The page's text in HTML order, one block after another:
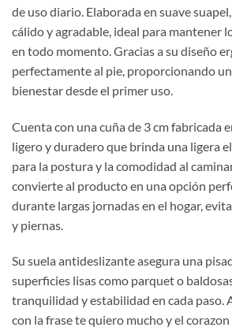
de uso diario. Elaborada en suave
cálido y agradable, ideal para mantener
en todo momento. Gracias a su diseño
perfectamente al pie, proporcionando
bienestar desde el primer uso.
Cuenta con una cuña de 3 cm fabricada
ligero y duradero que brinda una ligera
para la postura y la comodidad al
convierte al producto en una opción
durante largas jornadas en el hogar,
y piernas.
Su suela antideslizante asegura una
superficies lisas como parquet o
tranquilidad y estabilidad en cada paso.
con la frase te quiero mucho y el